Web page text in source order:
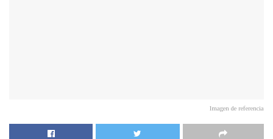
Imagen de referencia